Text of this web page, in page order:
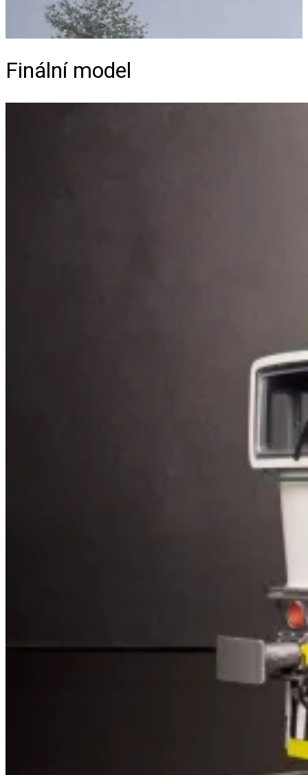
Finální model